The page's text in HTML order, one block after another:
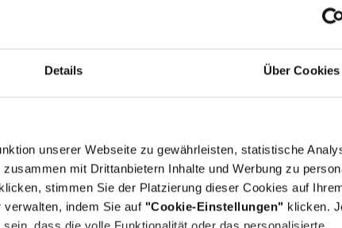
Details Über Cookies
unserer Webseite zu gewährleisten, statistische
mit Drittanbietern Inhalte und Werbung zu
klicken, stimmen Sie der Platzierung dieser Cookies auf
verwalten, indem Sie auf "Cookie-Einstellungen" klicken.
zwischen IT- und